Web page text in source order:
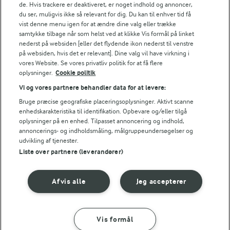
Følg
© 2026 Arla Foods
Vælg en anden cookies
Betingelser for brug
Håndtering af personlige oplysninger
de. Hvis trackere er deaktiveret, er noget indhold og annoncer,
du ser, muligvis ikke så relevant for dig. Du kan til enhver tid få
vist denne menu igen for at ændre dine valg eller trække
samtykke tilbage når som helst ved at klikke Vis formål på linket
nederst på websiden [eller det flydende ikon nederst til venstre
på websiden, hvis det er relevant]. Dine valg vil have virkning i
vores Website. Se vores privatliv politik for at få flere
oplysninger. Cookie politik
Vi og vores partnere behandler data for at levere:
Bruge præcise geografiske placeringsoplysninger. Aktivt scanne
enhedskarakteristika til identifikation. Opbevare og/eller tilgå
oplysninger på en enhed. Tilpasset annoncering og indhold,
annoncerings- og indholdsmåling, målgruppeundersøgelser og
udvikling af tjenester.
Liste over partnere (leverandører)
Jeg accepterer
Afvis alle
Vis formål